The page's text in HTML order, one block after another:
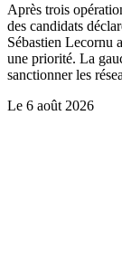
Après trois
des candidats
Sébastien Lecornu
une priorité. La
sanctionner les
Le 6 août 2026